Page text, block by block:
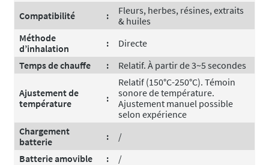
Compatibilité
:
Fleurs, herbes, résines, extraits
& huiles
Méthode
d’inhalation
:
Directe
Temps de chauffe
: Relatif. À partir de 3~5 secondes
Ajustement de
température
:
Relatif (150°C-250°C). Témoin
sonore de température.
Ajustement manuel possible
selon expérience
Chargement
batterie
:
/
Batterie amovible
: /